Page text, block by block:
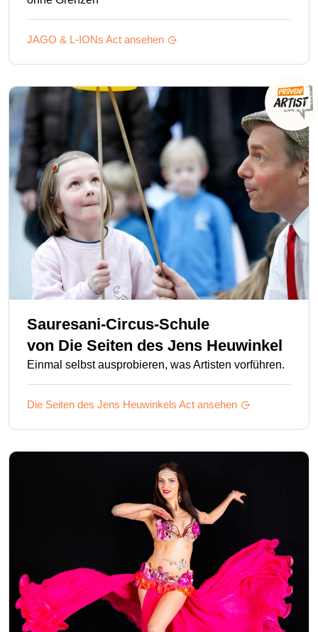
JAGO & L-IONs Act ansehen
Sauresani-Circus-Schule
von Die Seiten des Jens Heuwinkel
Einmal selbst ausprobieren, was Artisten vorführen.
Die Seiten des Jens Heuwinkels Act ansehen